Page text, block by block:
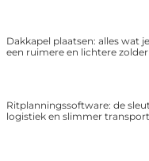
Dakkapel plaatsen: alles wat
een ruimere en lichtere zolder
Ritplanningssoftware: de
logistiek en slimmer transport